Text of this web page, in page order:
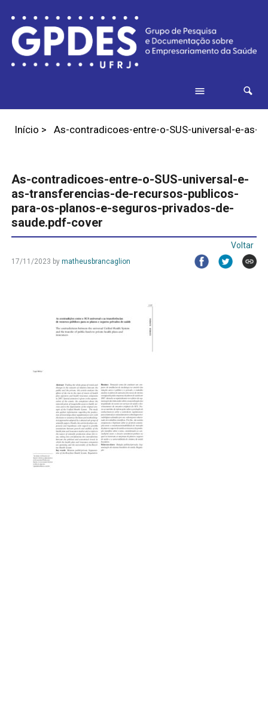
Início > As-contradicoes-entre-o-SUS-universal-e-as-
As-contradicoes-entre-o-SUS-universal-e-
as-transferencias-de-recursos-publicos-
para-os-planos-e-seguros-privados-de-
saude.pdf-cover
Voltar
17/11/2023 by matheusbrancaglion